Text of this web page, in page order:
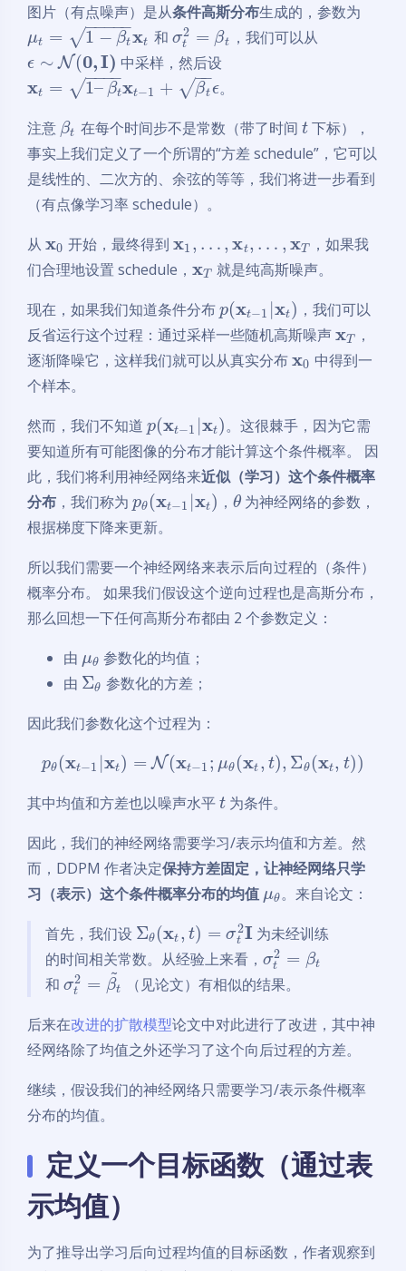
图片（有点噪声）是从条件高斯分布生成的，参数为
μt = 1 − βt
− −
−−−
√ xt 和 σ2
t = βt ，我们可以从
ϵ ∼ N (0,I) 中采样，然后设
xt = 1– βt
− −
−−
√ xt−1 + βt
−−
√ ϵ。
注意 βt 在每个时间步不是常数（带了时间 t下标），
事实上我们定义了一个所谓的“方差 schedule”，它可以
是线性的、二次方的、余弦的等等，我们将进一步看到
（有点像学习率 schedule）。
从 x0 开始，最终得到 x1 , … , xt, … , xT
，如果我
们合理地设置 schedule， xT 就是纯高斯噪声。
现在，如果我们知道条件分布 p(xt−1 |xt) ，我们可以
反省运行这个过程：通过采样一些随机高斯噪声xT
，
逐渐降噪它，这样我们就可以从真实分布x0 中得到一
个样本。
然而，我们不知道 p(xt−1 |xt)。这很棘手，因为它需
要知道所有可能图像的分布才能计算这个条件概率。 因
此，我们将利用神经网络来近似（学习）这个条件概率
分布 ，我们称为 pθ (xt−1 |xt) ，θ 为神经网络的参数，
根据梯度下降来更新。
所以我们需要一个神经网络来表示后向过程的（条件）
概率分布。 如果我们假设这个逆向过程也是高斯分布，
那么回想一下任何高斯分布都由 2 个参数定义：
由 μθ 参数化的均值；
由 Σθ 参数化的方差；
因此我们参数化这个过程为：
pθ (xt−1 |xt) = N (xt−1 ; μθ (xt , t), Σθ (xt, t))
其中均值和方差也以噪声水平 t 为条件。
因此，我们的神经网络需要学习/表示均值和方差。然
而，DDPM 作者决定保持方差固定，让神经网络只学
习（表示）这个条件概率分布的均值 μθ。来自论文：
首先，我们设 Σθ (xt , t) = σ2
t I 为未经训练
的时间相关常数。从经验上来看， σ2
t = βt
和 σ2
t = βt
~
（见论文）有相似的结果。
后来在改进的扩散模型论文中对此进行了改进，其中神
经网络除了均值之外还学习了这个向后过程的方差。
继续，假设我们的神经网络只需要学习/表示条件概率
分布的均值。
定义一个目标函数（通过表
示均值）
为了推导出学习后向过程均值的目标函数，作者观察到